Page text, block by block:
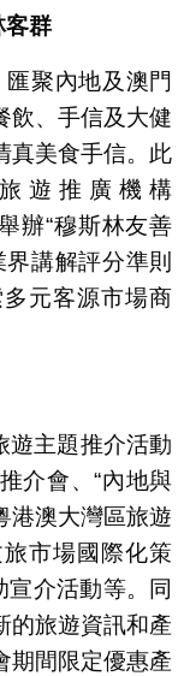
客群
匯聚內地及澳門
飲、手信及大健
真美食手信。此
遊推廣機構
辦“穆斯林友善
講解評分準則
元客源市場商
遊主題推介活動
介會、“內地與
港澳大灣區旅遊
市場國際化策
宣介活動等。同
的旅遊資訊和產
期間限定優惠產